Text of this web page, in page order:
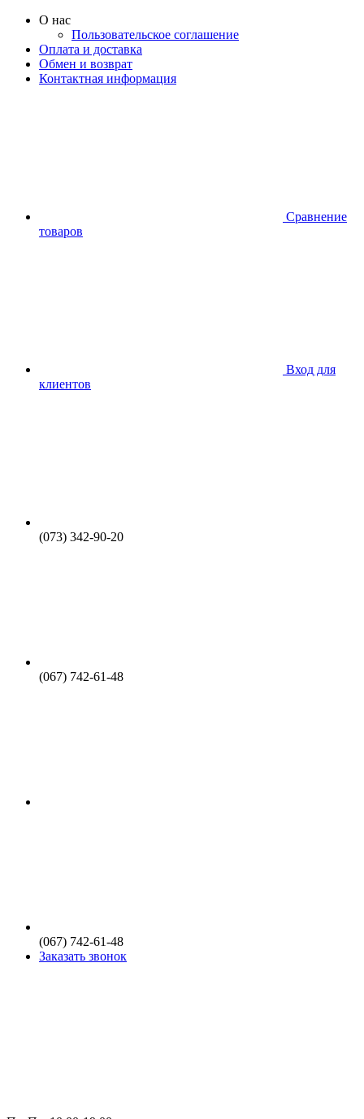
О нас
Пользовательское соглашение
Оплата и доставка
Обмен и возврат
Контактная информация
Сравнение
товаров
Вход для
клиентов
(073) 342-90-20
(067) 742-61-48
(067) 742-61-48
Заказать звонок